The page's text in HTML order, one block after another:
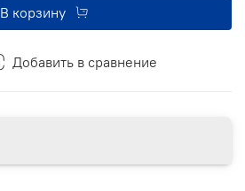
Добавить в сравнение
В корзину